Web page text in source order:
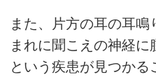
また、片方の耳の耳鳴
まれに聞こえの神経
という疾患が見つかる